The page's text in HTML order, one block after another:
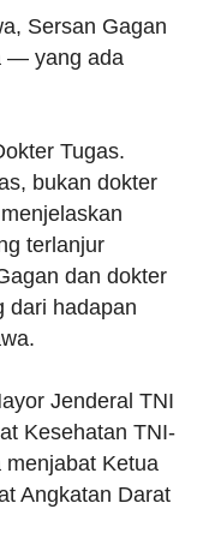
Sersan Gagan
— yang ada
Tugas.
bukan dokter
terlanjur
dan dokter
dari hadapan
Jenderal TNI
Kesehatan TNI-
Ketua
Angkatan Darat